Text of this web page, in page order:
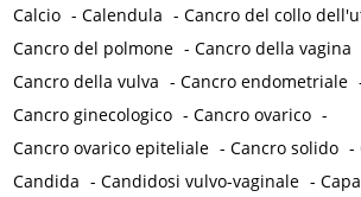
Calcio -Calendula -Cancro del collo
Cancro del polmone -Cancro della vagina
Cancro della vulva -Cancro endometriale
Cancro ginecologico -Cancro ovarico -
Cancro ovarico epiteliale -Cancro solido -
Candida -Candidosi vulvo-vaginale -